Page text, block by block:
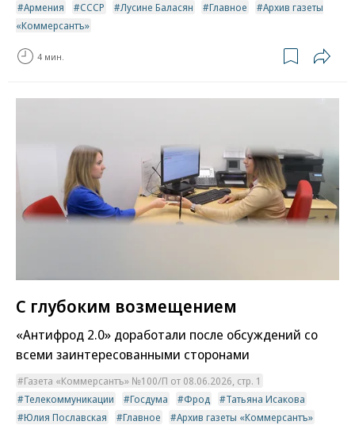
Армения
СССР Лусине Баласян Главное
Архив газеты
«Коммерсантъ»
4 мин.
С глубоким возмещением
«Антифрод 2.0» доработали после обсуждений со
всеми заинтересованными сторонами
Газета «Коммерсантъ» №100/П от 08.06.2026, стр. 1
Телекоммуникации
Госдума Фрод
Татьяна Исакова
Юлия Пославская
Главное Архив газеты «Коммерсантъ»